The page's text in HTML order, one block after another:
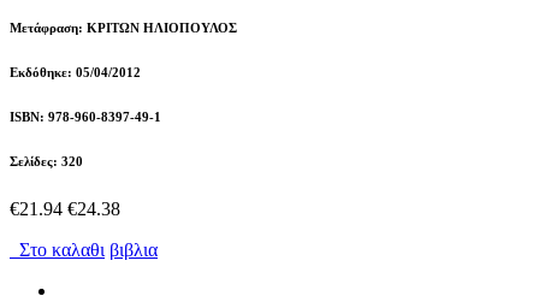
Μετάφραση: ΚΡΙΤΩΝ ΗΛΙΟΠΟΥΛΟΣ
Εκδόθηκε: 05/04/2012
ISBN: 978-960-8397-49-1
Σελίδες: 320
€21.94 €24.38
Στο καλαθι βιβλια